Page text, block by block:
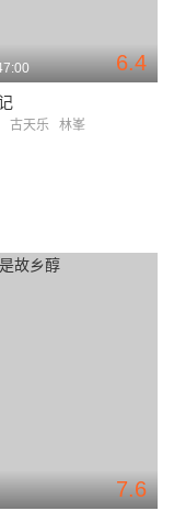
6.4
古天乐 林峯
7.6